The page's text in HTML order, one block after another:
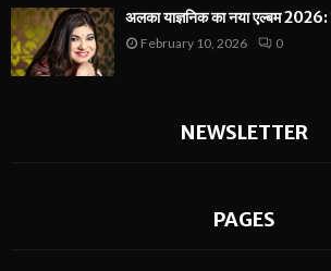
अलका याज्ञनिक का नया एल्बम 2026:
February 10, 2026 0
NEWSLETTER
PAGES